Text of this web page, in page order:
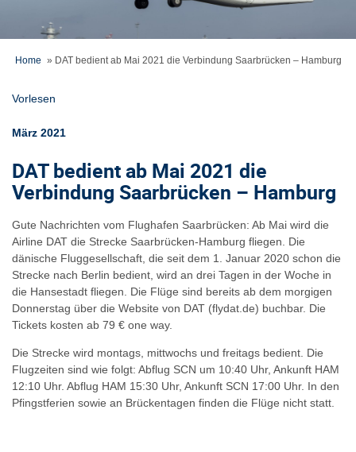
Home » DAT bedient ab Mai 2021 die Verbindung Saarbrücken – Hamburg
Vorlesen
März 2021
DAT bedient ab Mai 2021 die
Verbindung Saarbrücken – Hamburg
Gute Nachrichten vom Flughafen Saarbrücken: Ab Mai wird die
Airline DAT die Strecke Saarbrücken-Hamburg fliegen. Die
dänische Fluggesellschaft, die seit dem 1. Januar 2020 schon die
Strecke nach Berlin bedient, wird an drei Tagen in der Woche in
die Hansestadt fliegen. Die Flüge sind bereits ab dem morgigen
Donnerstag über die Website von DAT (flydat.de) buchbar. Die
Tickets kosten ab 79 € one way.
Die Strecke wird montags, mittwochs und freitags bedient. Die
Flugzeiten sind wie folgt: Abflug SCN um 10:40 Uhr, Ankunft HAM
12:10 Uhr. Abflug HAM 15:30 Uhr, Ankunft SCN 17:00 Uhr. In den
Pfingstferien sowie an Brückentagen finden die Flüge nicht statt.